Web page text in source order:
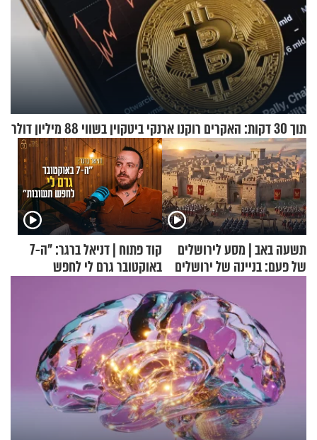
תוך 30 דקות: האקרים רוקנו ארנקי ביטקוין בשווי 88 מיליון דולר
תשעה באב | מסע לירושלים
של פעם: בניינה של ירושלים
קוד פתוח | דניאל ברגר: "ה-7
באוקטובר גרם לי לחפש